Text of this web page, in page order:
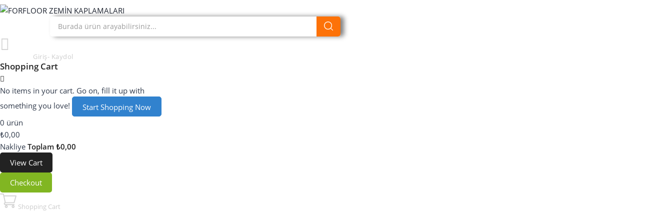
Giriş- Kaydol
Shopping Cart
No items in your cart. Go on, fill it up with
something you love!
Start Shopping Now
0 ürün
₺0,00
Nakliye Toplam ₺0,00
View Cart
Checkout
Shopping Cart